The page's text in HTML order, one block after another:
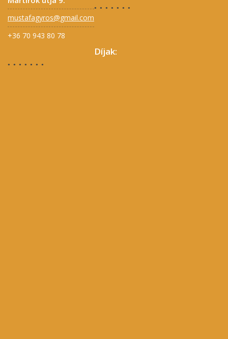
mustafagyros@gmail.com
+36 70 943 80 78
Díjak: